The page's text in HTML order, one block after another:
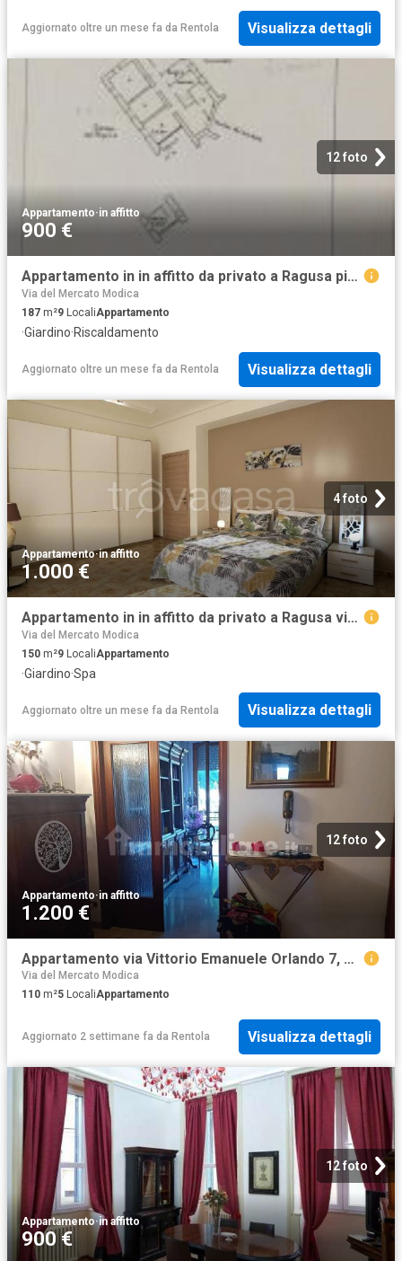
Aggiornato oltre un mese fa da Rentola Visualizza dettagli
12 foto
Appartamento·in affitto
900 €
Appartamento in in affitto da privato a Ragusa piazza del Popolo, 1, giardino, da privato, riscaldamento autonomo TrovaCasa
Via del Mercato Modica
187 m²9 LocaliAppartamento
·Giardino·Riscaldamento
Aggiornato oltre un mese fa da Rentola Visualizza dettagli
4 foto
Appartamento·in affitto
1.000 €
Appartamento in in affitto da privato a Ragusa via Gaetano Schembri, 7, giardino, da privato, luminoso TrovaCasa
Via del Mercato Modica
150 m²9 LocaliAppartamento
·Giardino·Spa
Aggiornato oltre un mese fa da Rentola Visualizza dettagli
12 foto
Appartamento·in affitto
1.200 €
Appartamento via Vittorio Emanuele Orlando 7, Rovezzano, Firenze
Via del Mercato Modica
110 m²5 LocaliAppartamento
Aggiornato 2 settimane fa da Rentola Visualizza dettagli
12 foto
Appartamento·in affitto
900 €